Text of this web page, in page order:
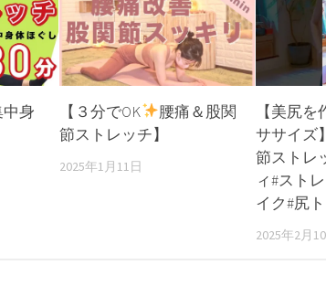
身
【３分でOK
腰痛＆股関
節ストレッチ】
2025年1月11日
【美尻
ササイズ
節ストレ
ィ#スト
イク#尻
2025年2月